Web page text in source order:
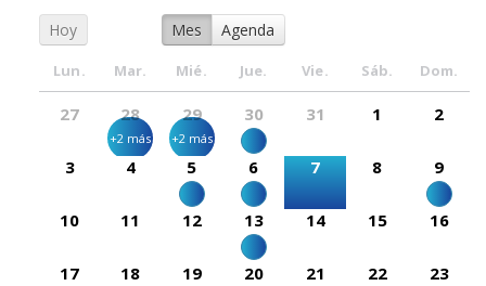
Hoy Mes Agenda
Lun. Mar. Mié. Jue. Vie. Sáb. Dom.
27 28 29 30 31 1 2
+2 más +2 más
3 4 5 6 7 8 9
10 11 12 13 14 15 16
17 18 19 20 21 22 23